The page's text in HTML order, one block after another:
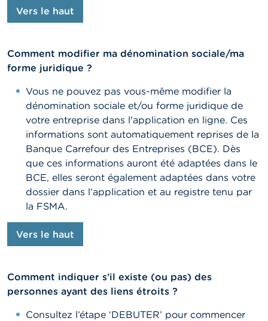
Vers le haut
Comment modifier ma dénomination sociale/ma
forme juridique ?
Vous ne pouvez pas vous-même modifier la
dénomination sociale et/ou forme juridique de
votre entreprise dans l'application en ligne. Ces
informations sont automatiquement reprises de la
Banque Carrefour des Entreprises (BCE). Dès
que ces informations auront été adaptées dans le
BCE, elles seront également adaptées dans votre
dossier dans l’application et au registre tenu par
la FSMA.
Vers le haut
Comment indiquer s’il existe (ou pas) des
personnes ayant des liens étroits ?
Consultez l’étape ‘DEBUTER’ pour commencer